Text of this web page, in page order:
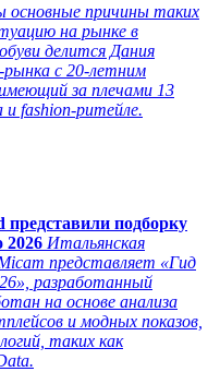
основные причины таких
на рынке в
делится Дания
рынка с 20-летним
за плечами 13
fashion-ритейле.
подборку
2026 Итальянская
представляет «Гид
разработанный
на основе анализа
и модных показов,
таких как